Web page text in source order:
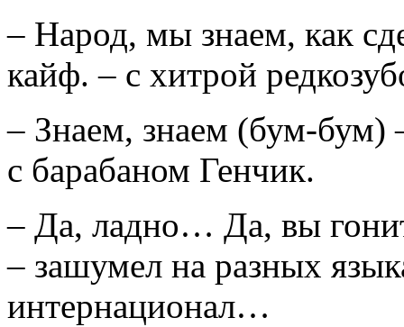
– Народ, мы знаем, как
кайф. – с хитрой
– Знаем, знаем (бум-бум)
с барабаном Генчик.
– Да, ладно… Да, вы
– зашумел на разных
интернационал…